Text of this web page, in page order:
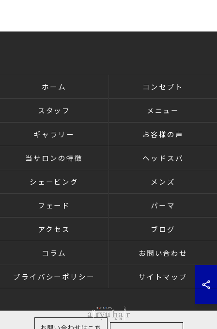
ホーム コンセプト
スタッフ メニュー
ギャラリー お客様の声
当サロンの特徴 ヘッドスパ
シェービング メンズ
フェード パーマ
アクセス ブログ
コラム お問い合わせ
プライバシーポリシー サイトマップ